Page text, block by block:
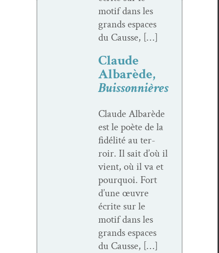
motif dans les
grands espaces
du Causse, […]
Claude
Albarède,
Buissonnières
Claude Albarède
est le poète de la
fidél­ité au ter­
roir. Il sait d’où il
vient, où il va et
pourquoi. Fort
d’une œuvre
écrite sur le
motif dans les
grands espaces
du Causse, […]